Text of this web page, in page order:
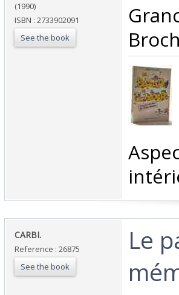
(1990)
ISBN : 2733902091
See the book
‎CARBI.‎
Reference : 26875
See the book
‎Le